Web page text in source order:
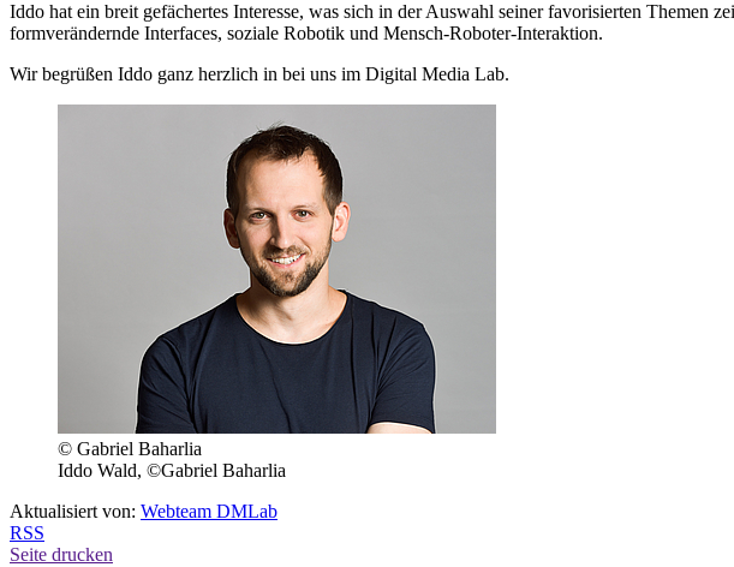
Iddo hat ein breit gefächertes Interesse, was sich in der Auswahl seiner favorisierten
formverändernde Interfaces, soziale Robotik und Mensch-Roboter-Interaktion.
Wir begrüßen Iddo ganz herzlich in bei uns im Digital Media Lab.
© Gabriel Baharlia
Iddo Wald, ©Gabriel Baharlia
Aktualisiert von: Webteam DMLab
RSS
Seite drucken